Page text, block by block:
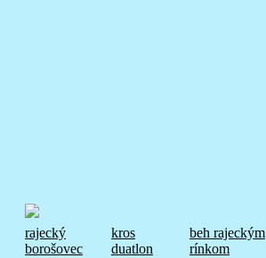
rajecký
borošovec
kros
duatlon
beh rajeckým
rínkom